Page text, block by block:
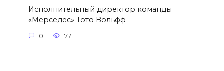
Исполнительный директор команды
«Мерседес» Тото Вольфф
0 77